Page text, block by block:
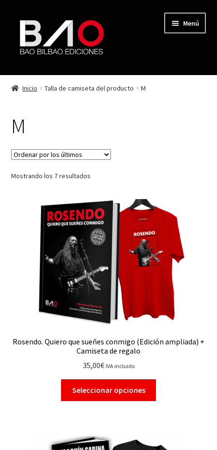
Menú
TIENDA
AUTORES
REVISTA BAO
CONTACTO
FINALIZAR COMPRA
Inicio Talla de camiseta del producto M
M
Mostrando los 7 resultados
Rosendo. Quiero que sueñes conmigo (Edición ampliada) +
Camiseta de regalo
35,00€ IVA incluido
Seleccionar opciones